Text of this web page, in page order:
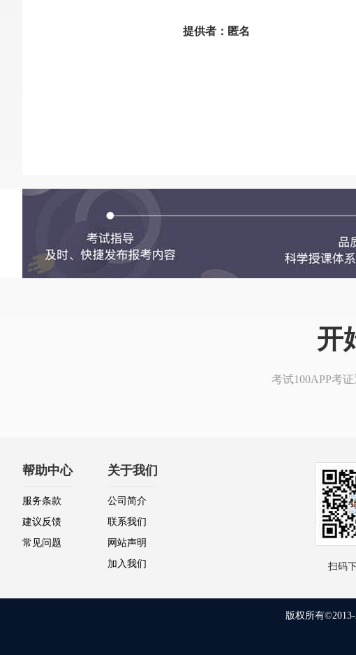
提供者：匿名
开
考试100APP考
帮助中心
服务条款
建议反馈
常见问题
关于我们
公司简介
联系我们
网站声明
加入我们
扫码
版权所有©2013-